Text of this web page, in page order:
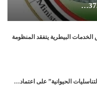
الخدمات البيطرية يتفقد المنظومة
الحيوانية” على اعتماد…